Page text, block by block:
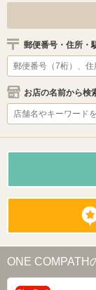
郵便番号・住所・
お店の名前から検
ONE COMPATH